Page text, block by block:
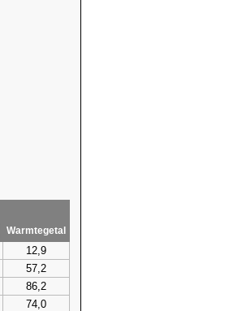
Warmtegetal
12,9
57,2
86,2
74,0